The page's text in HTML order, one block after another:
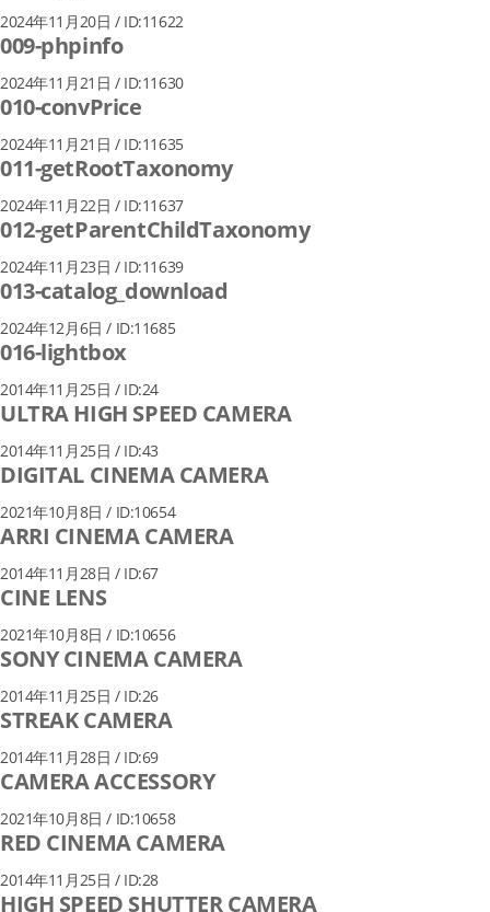
2024年11月20日 / ID:11622
009-phpinfo
2024年11月21日 / ID:11630
010-convPrice
2024年11月21日 / ID:11635
011-getRootTaxonomy
2024年11月22日 / ID:11637
012-getParentChildTaxonomy
2024年11月23日 / ID:11639
013-catalog_download
2024年12月6日 / ID:11685
016-lightbox
2014年11月25日 / ID:24
ULTRA HIGH SPEED CAMERA
2014年11月25日 / ID:43
DIGITAL CINEMA CAMERA
2021年10月8日 / ID:10654
ARRI CINEMA CAMERA
2014年11月28日 / ID:67
CINE LENS
2021年10月8日 / ID:10656
SONY CINEMA CAMERA
2014年11月25日 / ID:26
STREAK CAMERA
2014年11月28日 / ID:69
CAMERA ACCESSORY
2021年10月8日 / ID:10658
RED CINEMA CAMERA
2014年11月25日 / ID:28
HIGH SPEED SHUTTER CAMERA